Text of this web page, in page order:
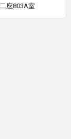
座803A室